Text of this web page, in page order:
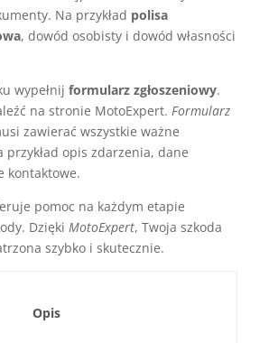
Na przykład polisa
, dowód osobisty i dowód własności
wypełnij formularz zgłoszeniowy.
na stronie MotoExpert. Formularz
zawierać wszystkie ważne
przykład opis zdarzenia, dane
kontaktowe.
pomoc na każdym etapie
Dzięki MotoExpert, Twoja szkoda
szybko i skutecznie.
Opis